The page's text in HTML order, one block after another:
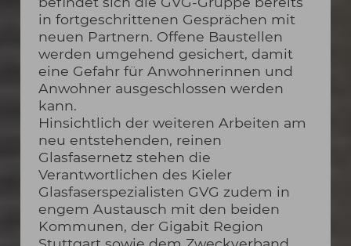
in fortgeschrittenen Gesprächen mit
neuen Partnern. Offene Baustellen
werden umgehend gesichert, damit
eine Gefahr für Anwohnerinnen und
Anwohner ausgeschlossen werden
kann.
Hinsichtlich der weiteren Arbeiten am
neu entstehenden, reinen
Glasfasernetz stehen die
Verantwortlichen des Kieler
Glasfaserspezialisten GVG zudem in
engem Austausch mit den beiden
Kommunen, der Gigabit Region